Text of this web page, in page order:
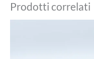
Prodotti correlati